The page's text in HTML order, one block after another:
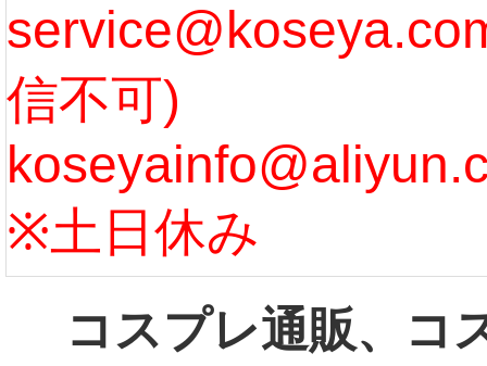
[more]
まで
う...
信不可)
※土日休み
コスプレ通販、コ